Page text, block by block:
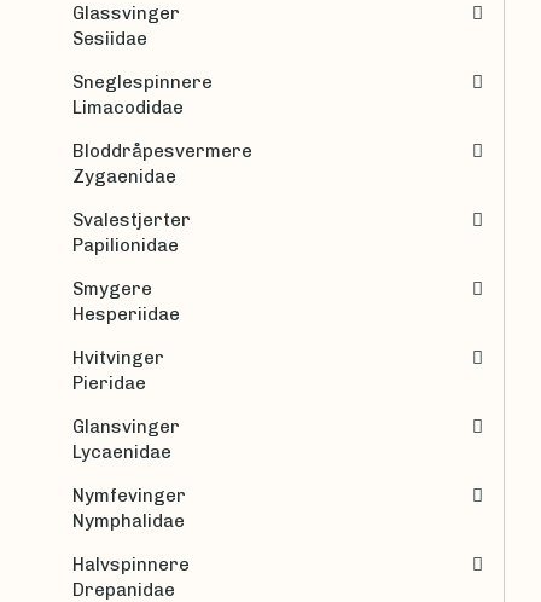
Glassvinger
Sesiidae
Sneglespinnere
Limacodidae
Bloddråpesvermere
Zygaenidae
Svalestjerter
Papilionidae
Smygere
Hesperiidae
Hvitvinger
Pieridae
Glansvinger
Lycaenidae
Nymfevinger
Nymphalidae
Halvspinnere
Drepanidae